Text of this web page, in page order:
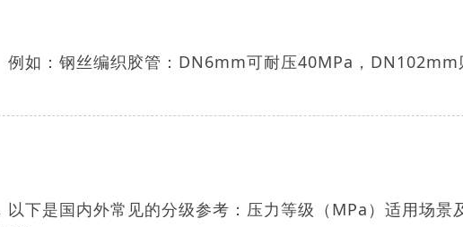
例如：钢丝编织胶管：DN6mm可耐压40MPa，DN102mm
下是国内外常见的分级参考：压力等级（MPa）适用场景